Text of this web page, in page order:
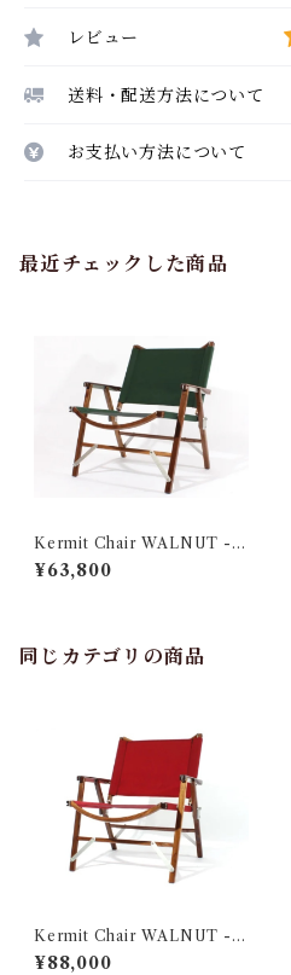
レビュー
送料・配送方法について
お支払い方法について
最近チェックした商品
Kermit Chair WALNUT -F
OREST GREEN-
¥63,800
同じカテゴリの商品
Kermit Chair WALNUT -B
URGUNDY-
¥88,000